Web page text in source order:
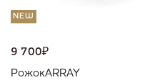
NEW
9 700₽
РожокARRAY